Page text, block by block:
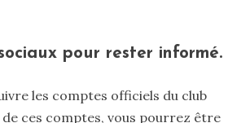
pour rester informé.
les comptes officiels du club
ces comptes, vous pourrez être